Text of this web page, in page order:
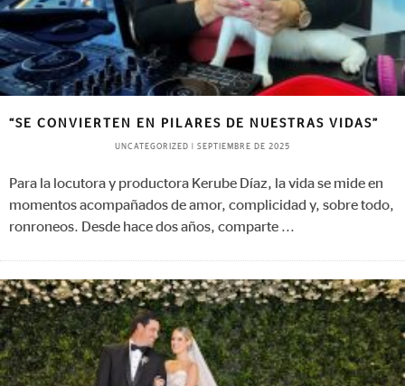
“SE CONVIERTEN EN PILARES DE NUESTRAS VIDAS”
UNCATEGORIZED SEPTIEMBRE DE 2025
Para la locutora y productora Kerube Díaz, la vida se mide en
momentos acompañados de amor, complicidad y, sobre todo,
ronroneos. Desde hace dos años, comparte ...